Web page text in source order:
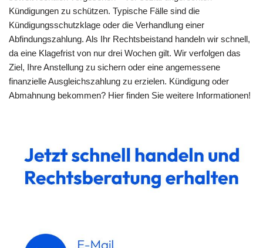
Kündigungen zu schützen. Typische Fälle sind die
Kündigungsschutzklage oder die Verhandlung einer
Abfindungszahlung. Als Ihr Rechtsbeistand handeln wir schnell,
da eine Klagefrist von nur drei Wochen gilt. Wir verfolgen das
Ziel, Ihre Anstellung zu sichern oder eine angemessene
finanzielle Ausgleichszahlung zu erzielen. Kündigung oder
Abmahnung bekommen? Hier finden Sie weitere Informationen!